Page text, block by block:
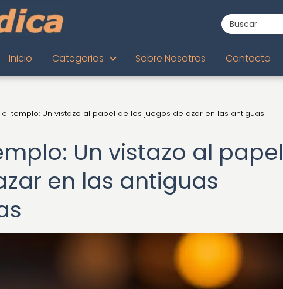
Inicio Categorias Sobre Nosotros Contacto
templo: Un vistazo al papel de los juegos de azar en las antiguas
Un vistazo al papel
en las antiguas